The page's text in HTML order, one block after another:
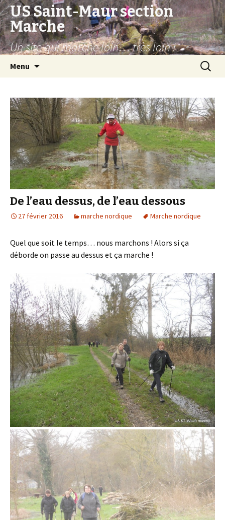
US Saint-Maur section
Marche
Un site qui marche loin… très loin !
Menu
De l’eau dessus, de l’eau dessous
27 février 2016 marche nordique Marche nordique
Quel que soit le temps… nous marchons ! Alors si ça
déborde on passe au dessus et ça marche !